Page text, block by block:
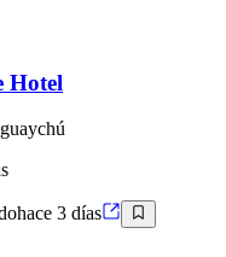
Hotel
hace 3 días